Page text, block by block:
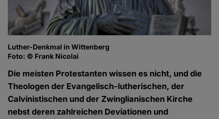
Luther-Denkmal in Wittenberg
Foto: © Frank Nicolai
Die meisten Protestanten wissen es nicht, und die
Theologen der Evangelisch-lutherischen, der
Calvinistischen und der Zwinglianischen Kirche
nebst deren zahlreichen Deviationen und